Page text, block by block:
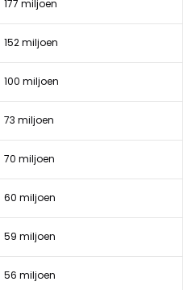
177 miljoen
152 miljoen
100 miljoen
73 miljoen
70 miljoen
60 miljoen
59 miljoen
56 miljoen